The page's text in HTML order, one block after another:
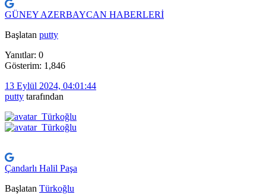
GÜNEY AZERBAYCAN HABERLERİ
Başlatan putty
Yanıtlar: 0
Gösterim: 1,846
13 Eylül 2024, 04:01:44
putty tarafından
Çandarlı Halil Paşa
Başlatan Türkoğlu